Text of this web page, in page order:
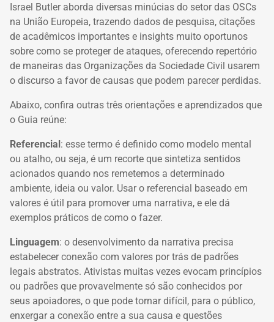
Israel Butler aborda diversas minúcias do setor das OSCs
na União Europeia, trazendo dados de pesquisa, citações
de acadêmicos importantes e insights muito oportunos
sobre como se proteger de ataques, oferecendo repertório
de maneiras das Organizações da Sociedade Civil usarem
o discurso a favor de causas que podem parecer perdidas.
Abaixo, confira outras três orientações e aprendizados que
o Guia reúne:
Referencial: esse termo é definido como modelo mental
ou atalho, ou seja, é um recorte que sintetiza sentidos
acionados quando nos remetemos a determinado
ambiente, ideia ou valor. Usar o referencial baseado em
valores é útil para promover uma narrativa, e ele dá
exemplos práticos de como o fazer.
Linguagem: o desenvolvimento da narrativa precisa
estabelecer conexão com valores por trás de padrões
legais abstratos. Ativistas muitas vezes evocam princípios
ou padrões que provavelmente só são conhecidos por
seus apoiadores, o que pode tornar difícil, para o público,
enxergar a conexão entre a sua causa e questões